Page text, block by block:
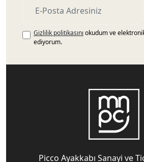
Gizlilik politikasını okudum ve
ediyorum.
Picco Ayakkabı Sanayi ve